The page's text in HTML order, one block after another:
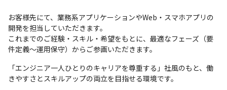
現在は、社内のエンジニア数十名を部下に持ち、ITソリューショ
ン部全体の組織構築も担っています。
【エンジニアマネージャー】43歳・男性
ビッグデータ分析基盤の新規構築案件にて、データ分析エンジニ
アとして活躍。
現在は、社内のエンジニア数十名を部下に持ち、次世代リーダー
の育成にも注力しています。
お客様先にて、業務系アプリケーションやWeb・スマホアプリの
開発を担当していただきます。
これまでのご経験・スキル・希望をもとに、最適なフェーズ（要
件定義～運用保守）からご参画いただきます。
「エンジニア一人ひとりのキャリアを尊重する」社風のもと、働
きやすさとスキルアップの両立を目指せる環境です。